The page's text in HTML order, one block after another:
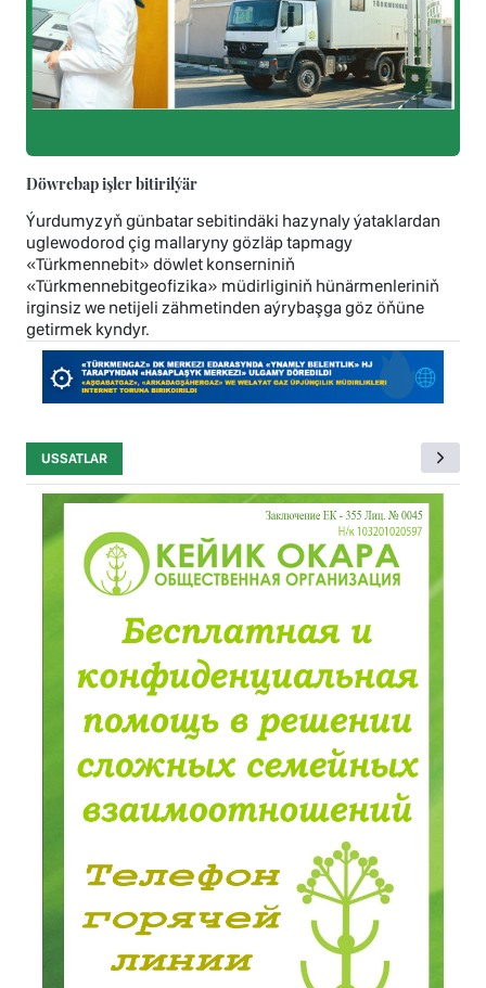
Döwrebap işler bitirilýär
Ýurdumyzyň günbatar sebitindäki hazynaly ýataklardan
uglewodorod çig mallaryny gözläp tapmagy
«Türkmennebit» döwlet konserniniň
«Türkmennebitgeofizika» müdirliginiň hünärmenleriniň
irginsiz we netijeli zähmetinden aýrybaşga göz öňüne
getirmek kyndyr.
USSATLAR